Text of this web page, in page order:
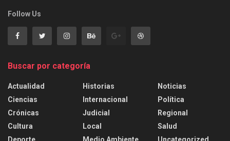
Follow Us
Buscar por categoría
Actualidad
Ciencias
Crónicas
Cultura
Deporte
Historias
Internacional
Judicial
Local
Medio Ambiente
Noticias
Política
Regional
Salud
Uncategorized